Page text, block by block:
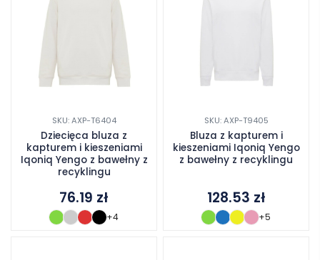
SKU: AXP-T6404
Dziecięca bluza z
kapturem i kieszeniami
Iqoniq Yengo z bawełny z
recyklingu
76.19 zł
+4
SKU: AXP-T9405
Bluza z kapturem i
kieszeniami Iqoniq Yengo
z bawełny z recyklingu
128.53 zł
+5